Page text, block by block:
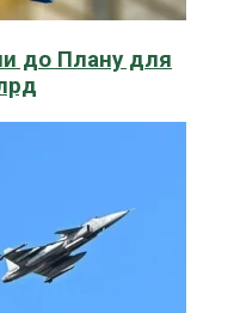
до Плану для